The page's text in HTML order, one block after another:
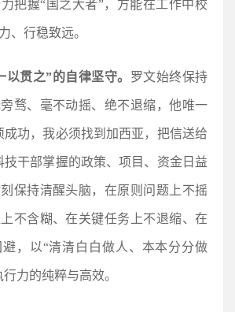
把握“国之大者”，方能在工作中校
、行稳致远。
以贯之”的自律坚守。 罗文始终保持
骛、毫不动摇、绝不退缩，他唯一
成功，我必须找到加西亚，把信送给
技干部掌握的政策、项目、资金日益
保持清醒头脑，在原则问题上不摇
不含糊、在关键任务上不退缩、在
，以“清清白白做人、本本分分做
力的纯粹与高效。